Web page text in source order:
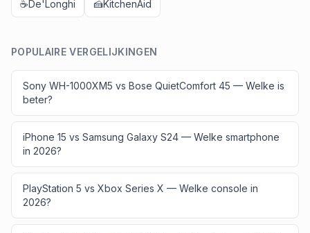
☕De'Longhi 🍰KitchenAid
POPULAIRE VERGELIJKINGEN
Sony WH-1000XM5 vs Bose QuietComfort 45 — Welke is
beter?
iPhone 15 vs Samsung Galaxy S24 — Welke smartphone
in 2026?
PlayStation 5 vs Xbox Series X — Welke console in
2026?